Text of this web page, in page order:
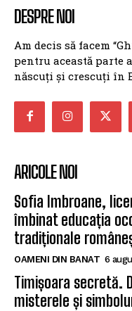
DESPRE NOI
Am decis să facem
pentru această parte
născuți și crescuți în
ARICOLE NOI
Sofia Imbroane,
îmbinat educația
tradiționale
OAMENI DIN BANAT 6
Timișoara secretă.
misterele și